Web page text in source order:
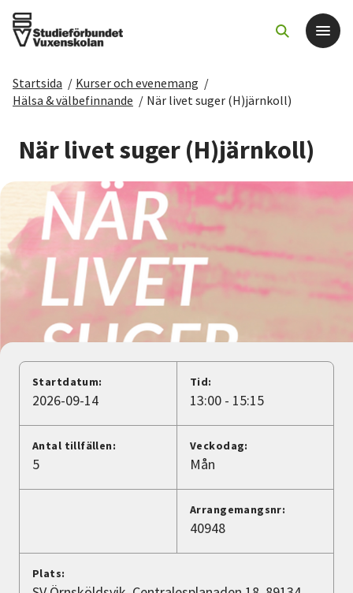
Det här gör vi
För dig som
Sök kurser och evenemang
Om SV
Starta studiecirkel
Cirkelledare
Nyheter
Avdelningar
Lyssna
Startsida / Kurser och evenemang /
Hälsa & välbefinnande / När livet suger (H)järnkoll)
När livet suger (H)järnkoll)
Startdatum:
2026-09-14
Tid:
13:00 - 15:15
Antal tillfällen:
5
Veckodag:
Mån
Arrangemangsnr:
40948
Plats: